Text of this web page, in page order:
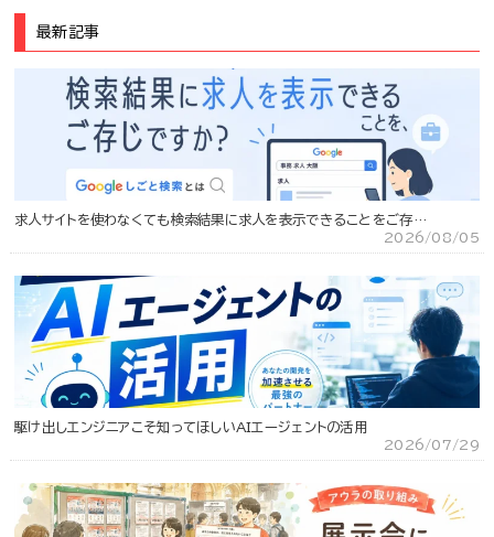
最新記事
求人サイトを使わなくても検索結果に求人を表示できることをご存…
2026/08/05
駆け出しエンジニアこそ知ってほしいAIエージェントの活用
2026/07/29